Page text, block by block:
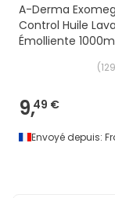
A-Derma
Control Huile
Émolliente
(129
9,49 €
Envoyé depuis: